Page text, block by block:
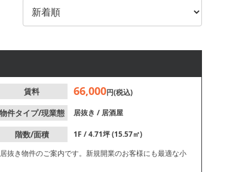
賃料 66,000円(税込)
物件タイプ/現業態 居抜き / 居酒屋
階数/面積
1F / 4.71坪 (15.57㎡)
抜き物件のご案内です。新規開業のお客様にも最適な小